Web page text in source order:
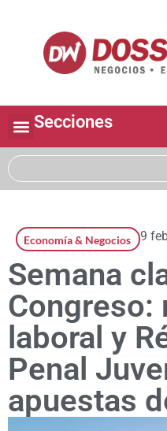
Secciones
Economía & Negocios 9
Semana
Congreso:
laboral y
Penal
apuestas